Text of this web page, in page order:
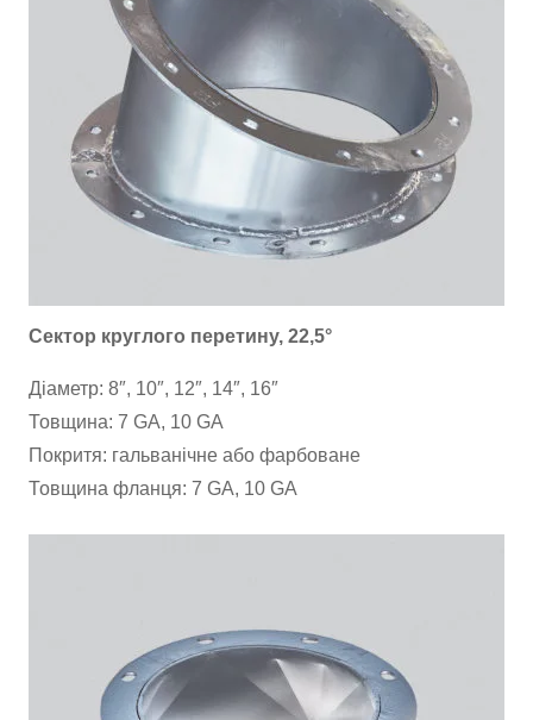
Сектор круглого перетину, 22,5°
Діаметр: 8″, 10″, 12″, 14″, 16″
Товщина: 7 GA, 10 GA
Покритя: гальванічне або фарбоване
Товщина фланця: 7 GA, 10 GA